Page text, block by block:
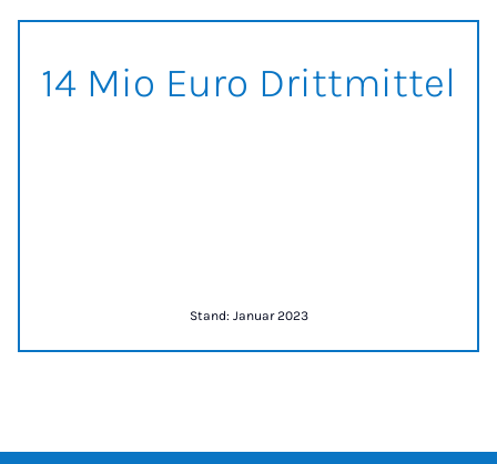
14 Mio Euro Drittmittel
Stand: Januar 2023